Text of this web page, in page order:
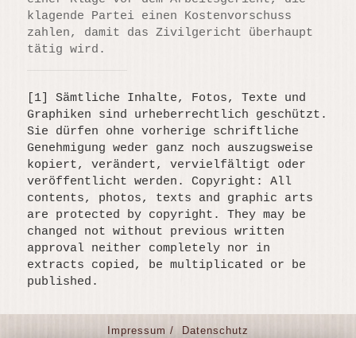
klagende Partei einen Kostenvorschuss
zahlen, damit das Zivilgericht überhaupt
tätig wird.
[1] Sämtliche Inhalte, Fotos, Texte und
Graphiken sind urheberrechtlich geschützt.
Sie dürfen ohne vorherige schriftliche
Genehmigung weder ganz noch auszugsweise
kopiert, verändert, vervielfältigt oder
veröffentlicht werden. Copyright: All
contents, photos, texts and graphic arts
are protected by copyright. They may be
changed not without previous written
approval neither completely nor in
extracts copied, be multiplicated or be
published.
Impressum / Datenschutz